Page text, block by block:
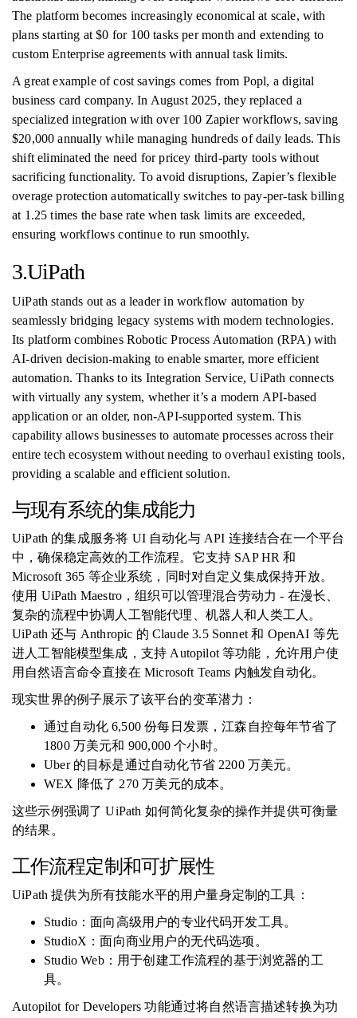
The platform becomes increasingly economical at scale, with
plans starting at $0 for 100 tasks per month and extending to
custom Enterprise agreements with annual task limits.
A great example of cost savings comes from Popl, a digital
business card company. In August 2025, they replaced a
specialized integration with over 100 Zapier workflows, saving
$20,000 annually while managing hundreds of daily leads. This
shift eliminated the need for pricey third-party tools without
sacrificing functionality. To avoid disruptions, Zapier’s flexible
overage protection automatically switches to pay-per-task billing
at 1.25 times the base rate when task limits are exceeded,
ensuring workflows continue to run smoothly.
3.UiPath
UiPath stands out as a leader in workflow automation by
seamlessly bridging legacy systems with modern technologies.
Its platform combines Robotic Process Automation (RPA) with
AI-driven decision-making to enable smarter, more efficient
automation. Thanks to its Integration Service, UiPath connects
with virtually any system, whether it’s a modern API-based
application or an older, non-API-supported system. This
capability allows businesses to automate processes across their
entire tech ecosystem without needing to overhaul existing tools,
providing a scalable and efficient solution.
与现有系统的集成能力
UiPath 的集成服务将 UI 自动化与 API 连接结合在一个平台
中，确保稳定高效的工作流程。它支持 SAP HR 和
Microsoft 365 等企业系统，同时对自定义集成保持开放。
使用 UiPath Maestro，组织可以管理混合劳动力 - 在漫长、
复杂的流程中协调人工智能代理、机器人和人类工人。
UiPath 还与 Anthropic 的 Claude 3.5 Sonnet 和 OpenAI 等先
进人工智能模型集成，支持 Autopilot 等功能，允许用户使
用自然语言命令直接在 Microsoft Teams 内触发自动化。
现实世界的例子展示了该平台的变革潜力：
通过自动化 6,500 份每日发票，江森自控每年节省了
1800 万美元和 900,000 个小时。
Uber 的目标是通过自动化节省 2200 万美元。
WEX 降低了 270 万美元的成本。
这些示例强调了 UiPath 如何简化复杂的操作并提供可衡量
的结果。
工作流程定制和可扩展性
UiPath 提供为所有技能水平的用户量身定制的工具：
Studio：面向高级用户的专业代码开发工具。
StudioX：面向商业用户的无代码选项。
Studio Web：用于创建工作流程的基于浏览器的工
具。
Autopilot for Developers 功能通过将自然语言描述转换为功